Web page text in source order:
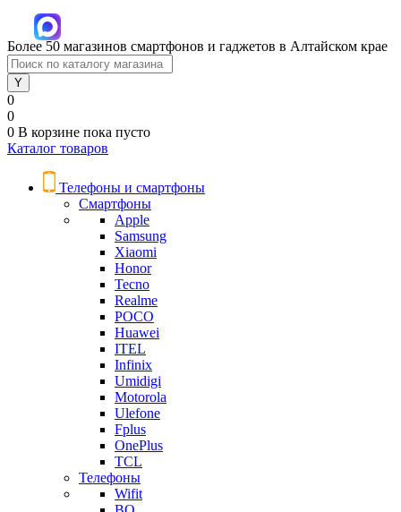
Более 50 магазинов смартфонов и гаджетов в Алтайском крае
0
0
0 В корзине пока пусто
Каталог товаров
Телефоны и смартфоны
Смартфоны
Apple
Samsung
Xiaomi
Honor
Tecno
Realme
POCO
Huawei
ITEL
Infinix
Umidigi
Motorola
Ulefone
Fplus
OnePlus
TCL
Телефоны
Wifit